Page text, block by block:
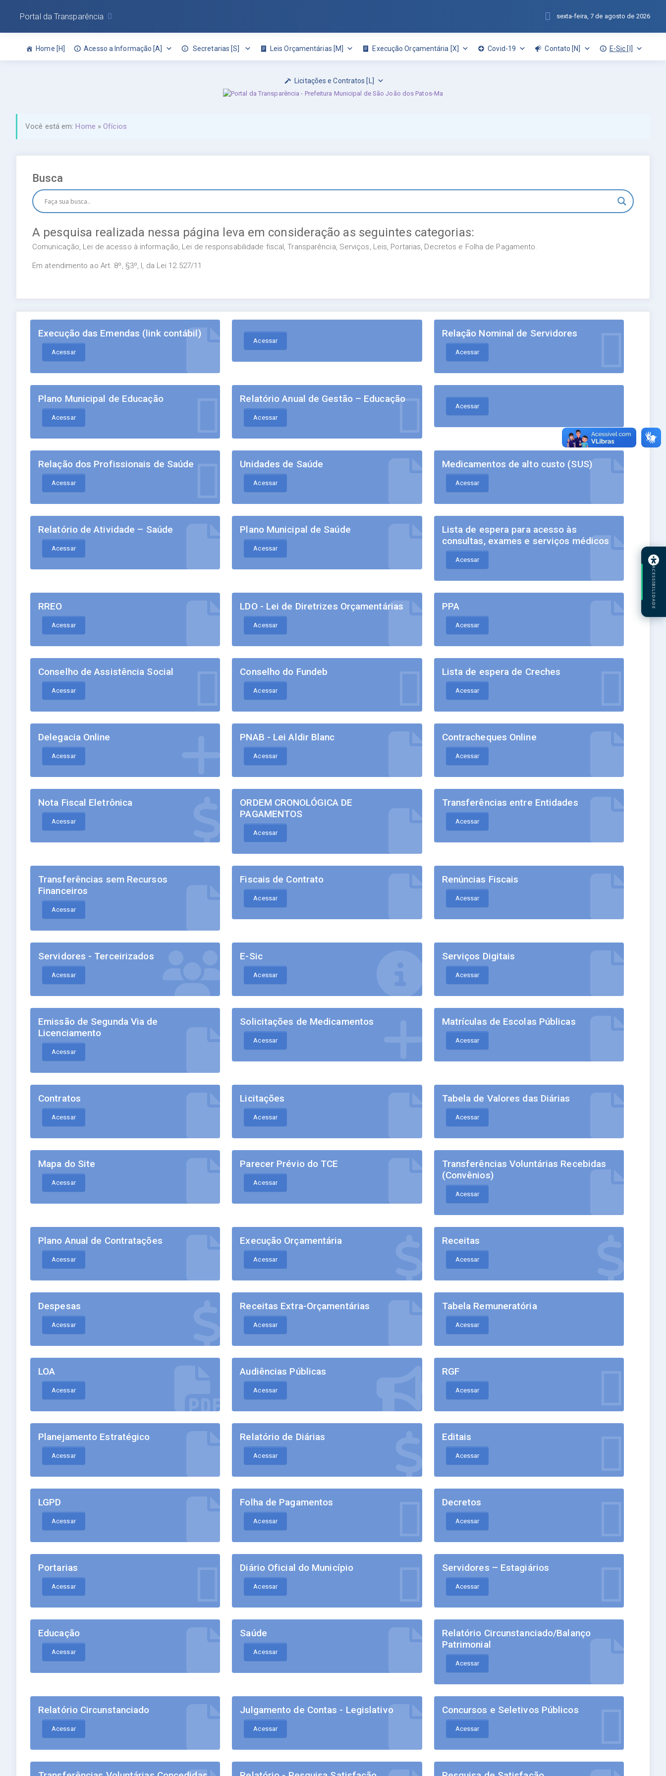
Home [H] Acesso a Informação [A] Secretarias [S] Leis Orçamentárias [M] Execução Orçamentária [X] Covid-19 Contato [N] E-Sic [I]
Licitações e Contratos [L]
Portal da Transparência sexta-feira, 7 de agosto de 2026
Você está em:Home »Ofícios
Busca
A pesquisa realizada nessa página leva em consideração as seguintes categorias:
Comunicação, Lei de acesso à informação, Lei de responsabilidade fiscal, Transparência, Serviços, Leis, Portarias, Decretos e Folha de Pagamento.
Em atendimento ao Art. 8º, §3º, I, da Lei 12.527/11
Execução das Emendas (link contábil)
Acessar
Acessar
Relação Nominal de Servidores
Acessar
Plano Municipal de Educação
Acessar
Relatório Anual de Gestão – Educação
Acessar
Acessar
Relação dos Profissionais de Saúde
Acessar
Unidades de Saúde
Acessar
Medicamentos de alto custo (SUS)
Acessar
Relatório de Atividade – Saúde
Acessar
Plano Municipal de Saúde
Acessar
Lista de espera para acesso às
consultas, exames e serviços médicos
Acessar
RREO
Acessar
LDO - Lei de Diretrizes Orçamentárias
Acessar
PPA
Acessar
Conselho de Assistência Social
Acessar
Conselho do Fundeb
Acessar
Lista de espera de Creches
Acessar
Delegacia Online
Acessar
PNAB - Lei Aldir Blanc
Acessar
Contracheques Online
Acessar
Nota Fiscal Eletrônica
Acessar
ORDEM CRONOLÓGICA DE
PAGAMENTOS
Acessar
Transferências entre Entidades
Acessar
Transferências sem Recursos
Financeiros
Acessar
Fiscais de Contrato
Acessar
Renúncias Fiscais
Acessar
Servidores - Terceirizados
Acessar
E-Sic
Acessar
Serviços Digitais
Acessar
Emissão de Segunda Via de
Licenciamento
Acessar
Solicitações de Medicamentos
Acessar
Matrículas de Escolas Públicas
Acessar
Contratos
Acessar
Licitações
Acessar
Tabela de Valores das Diárias
Acessar
Mapa do Site
Acessar
Parecer Prévio do TCE
Acessar
Transferências Voluntárias Recebidas
(Convênios)
Acessar
Plano Anual de Contratações
Acessar
Execução Orçamentária
Acessar
Receitas
Acessar
Despesas
Acessar
Receitas Extra-Orçamentárias
Acessar
Tabela Remuneratória
Acessar
LOA
Acessar
Audiências Públicas
Acessar
RGF
Acessar
Planejamento Estratégico
Acessar
Relatório de Diárias
Acessar
Editais
Acessar
LGPD
Acessar
Folha de Pagamentos
Acessar
Decretos
Acessar
Portarias
Acessar
Diário Oficial do Município
Acessar
Servidores – Estagiários
Acessar
Educação
Acessar
Saúde
Acessar
Relatório Circunstanciado/Balanço
Patrimonial
Acessar
Relatório Circunstanciado
Acessar
Julgamento de Contas - Legislativo
Acessar
Concursos e Seletivos Públicos
Acessar
ACESSIBILIDADE